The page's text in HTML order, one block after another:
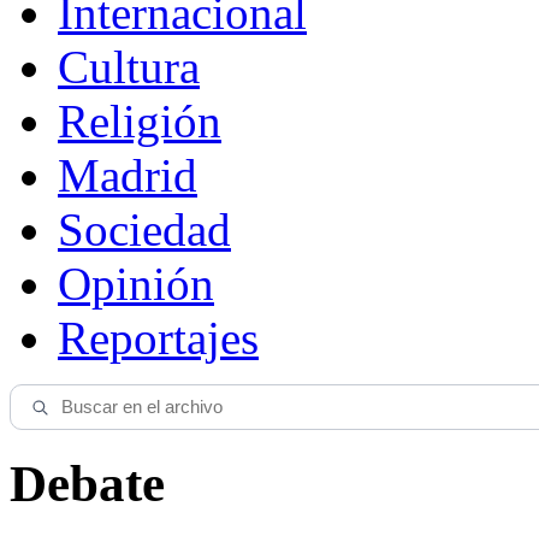
Internacional
Cultura
Religión
Madrid
Sociedad
Opinión
Reportajes
Debate